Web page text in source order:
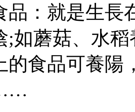
就是生長
;如蘑菇、水
的食品可養陽